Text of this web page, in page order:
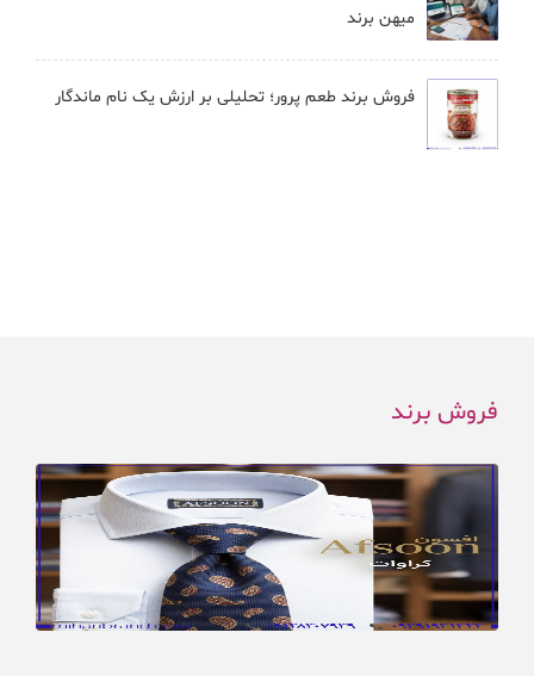
میهن برند
فروش برند طعم پرور؛ تحلیلی بر ارزش یک نام ماندگار
فروش برند